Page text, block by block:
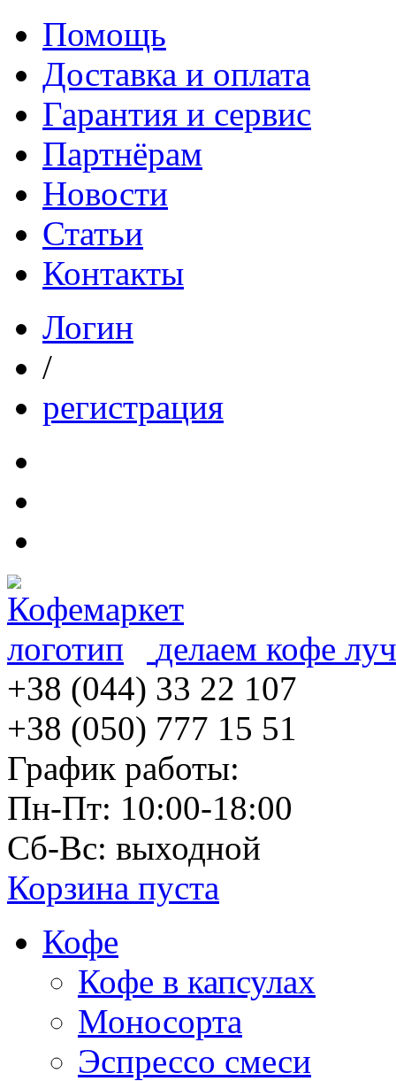
Помощь
Доставка и оплата
Гарантия и сервис
Партнёрам
Новости
Статьи
Контакты
Логин
/
регистрация
делаем кофе
+38 (044) 33 22 107
+38 (050) 777 15 51
График работы:
Пн-Пт: 10:00-18:00
Сб-Вс: выходной
Корзина пуста
Кофе
Кофе в капсулах
Моносорта
Эспрессо смеси